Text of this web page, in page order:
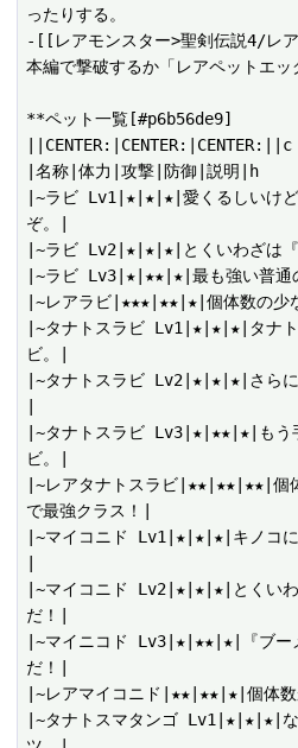
ったりする。
-[[レアモンスター>聖剣伝説4/レ
本編で撃破するか「レアペットエッ
**ペット一覧[#p6b56de9]
||CENTER:|CENTER:|CENTER:||c
|名称|体力|攻撃|防御|説明|h
|~ラビ Lv1|★|★|★|愛くるしいけど
ぞ。|
|~ラビ Lv2|★|★|★|とくいわざは『
|~ラビ Lv3|★|★★|★|最も強い普通
|~レアラビ|★★★|★★|★|個体数の少
|~タナトスラビ Lv1|★|★|★|タナト
ビ。|
|~タナトスラビ Lv2|★|★|★|さらに
|~タナトスラビ Lv3|★|★★|★|もう
ビ。|
|~レアタナトスラビ|★★|★★|★★|個
で最強クラス！|
|~マイコニド Lv1|★|★|★|キノコに
|~マイコニド Lv2|★|★|★|とくいわ
だ！|
|~マイニコド Lv3|★|★★|★|『ブー
だ！|
|~レアマイコニド|★★|★★|★|個体数
|~タナトスマタンゴ Lv1|★|★|★|な